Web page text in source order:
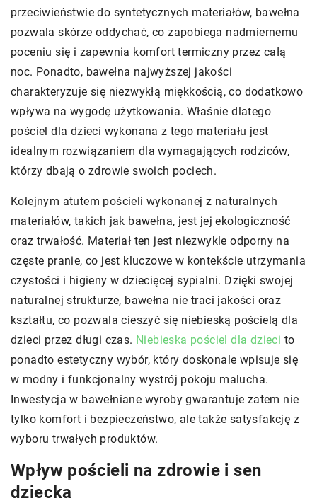
przeciwieństwie do syntetycznych materiałów, bawełna
pozwala skórze oddychać, co zapobiega nadmiernemu
poceniu się i zapewnia komfort termiczny przez całą
noc. Ponadto, bawełna najwyższej jakości
charakteryzuje się niezwykłą miękkością, co dodatkowo
wpływa na wygodę użytkowania. Właśnie dlatego
pościel dla dzieci wykonana z tego materiału jest
idealnym rozwiązaniem dla wymagających rodziców,
którzy dbają o zdrowie swoich pociech.
Kolejnym atutem pościeli wykonanej z naturalnych
materiałów, takich jak bawełna, jest jej ekologiczność
oraz trwałość. Materiał ten jest niezwykle odporny na
częste pranie, co jest kluczowe w kontekście utrzymania
czystości i higieny w dziecięcej sypialni. Dzięki swojej
naturalnej strukturze, bawełna nie traci jakości oraz
kształtu, co pozwala cieszyć się niebieską pościelą dla
dzieci przez długi czas. Niebieska pościel dla dzieci to
ponadto estetyczny wybór, który doskonale wpisuje się
w modny i funkcjonalny wystrój pokoju malucha.
Inwestycja w bawełniane wyroby gwarantuje zatem nie
tylko komfort i bezpieczeństwo, ale także satysfakcję z
wyboru trwałych produktów.
Wpływ pościeli na zdrowie i sen
dziecka